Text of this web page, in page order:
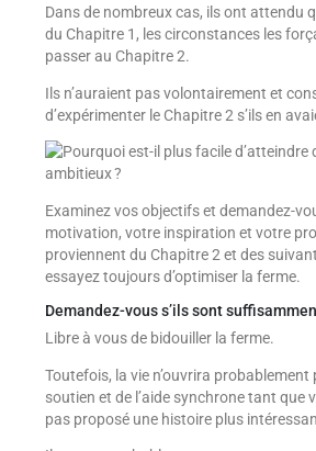
Dans de nombreux cas, ils ont attendu
du Chapitre 1, les circonstances les
passer au Chapitre 2.
Ils n’auraient pas volontairement et
d’expérimenter le Chapitre 2 s’ils en
Examinez vos objectifs et demandez-
motivation, votre inspiration et votre
proviennent du Chapitre 2 et des
essayez toujours d’optimiser la ferme.
Demandez-vous s’ils sont
Libre à vous de bidouiller la ferme.
Toutefois, la vie n’ouvrira probablement
soutien et de l’aide synchrone tant que
pas proposé une histoire plus